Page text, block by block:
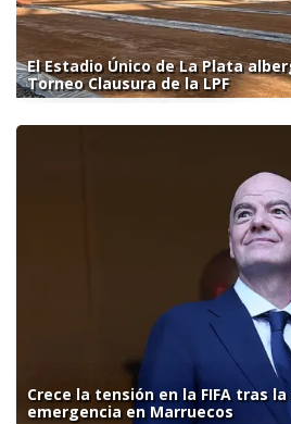
El Estadio Único de La Plata
Torneo Clausura de la LPF
Crece la tensión en la FIFA tras
emergencia en Marruecos